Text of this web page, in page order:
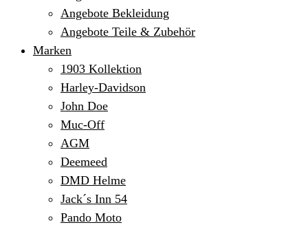
Angebote Bekleidung
Angebote Teile & Zubehör
Marken
1903 Kollektion
Harley-Davidson
John Doe
Muc-Off
AGM
Deemeed
DMD Helme
Jack´s Inn 54
Pando Moto